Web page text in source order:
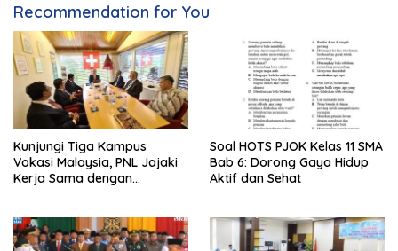
Recommendation for You
Kunjungi Tiga Kampus
Vokasi Malaysia, PNL Jajaki
Kerja Sama dengan
Soal HOTS PJOK Kelas 11 SMA
Bab 6: Dorong Gaya Hidup
Aktif dan Sehat